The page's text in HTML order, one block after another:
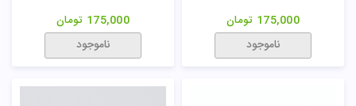
175,000 تومان
ناموجود
175,000 تومان
ناموجود